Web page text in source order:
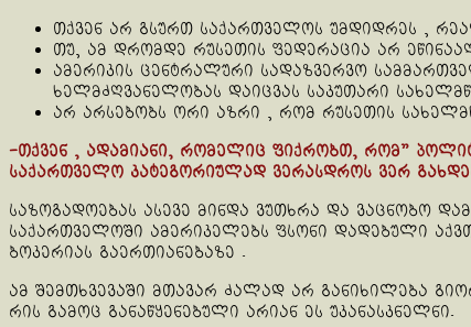
თქვენ არ გსურთ საქართველოს უმდიდრეს ,
თუ, ამ დრომდე რუსეთის ფედერაცია არ
ამერიკის ცენტრალური სადაზვერვო
ხელმძღვანელობას დაიცვას საკუთარი
არ არსებობს ორი აზრი , რომ რუსეთის
-თქვენ , ადამიანი, რომელიც ფიქრობთ, რომ”
საქართველო კატეგორიულად ვერასდროს ვერ
საზოგადოებას ასევე მინდა ვუთხრა და ვაცნობო
საქართველოში ამერიკელებს ფსონი დადებული
ბოკერიას გაერთიანებაზე .
ამ შემთხვევაში მთავარ ძალად არ განიხილება
რის გამოც განაწყენებული არიან ეს უკანასკნელნი.